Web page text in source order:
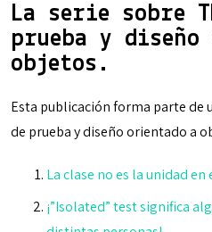
La serie sobre
prueba y
objetos.
Esta publicación forma parte de
de prueba y diseño orientado a
La clase no es la unidad
¡”Isolated” test significa